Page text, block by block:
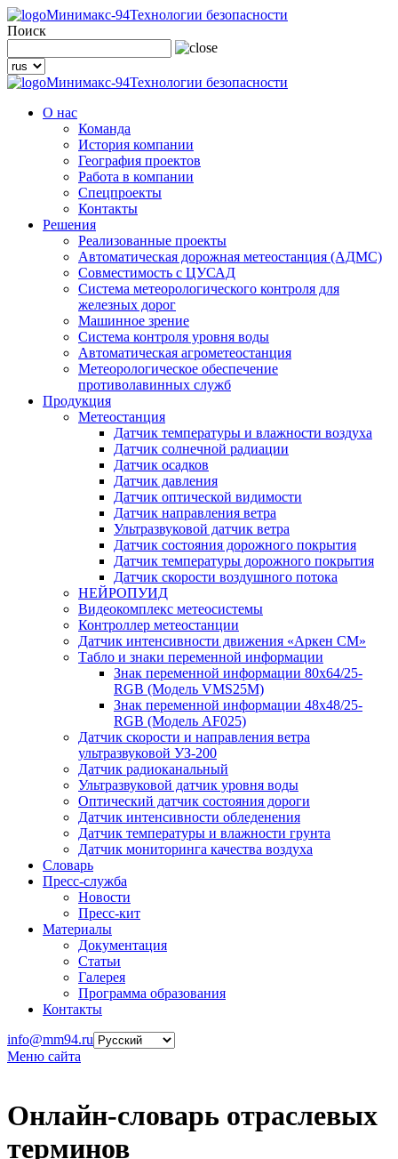
Минимакс-94Технологии безопасности
Поиск
Минимакс-94Технологии безопасности
О нас
Команда
История компании
География проектов
Работа в компании
Спецпроекты
Контакты
Решения
Реализованные проекты
Автоматическая дорожная метеостанция (АДМС)
Совместимость с ЦУСАД
Система метеорологического контроля для
железных дорог
Машинное зрение
Система контроля уровня воды
Автоматическая агрометеостанция
Метеорологическое обеспечение
противолавинных служб
Продукция
Метеостанция
Датчик температуры и влажности воздуха
Датчик солнечной радиации
Датчик осадков
Датчик давления
Датчик оптической видимости
Датчик направления ветра
Ультразвуковой датчик ветра
Датчик состояния дорожного покрытия
Датчик температуры дорожного покрытия
Датчик скорости воздушного потока
НЕЙРОПУИД
Видеокомплекс метеосистемы
Контроллер метеостанции
Датчик интенсивности движения «Аркен СМ»
Табло и знаки переменной информации
Знак переменной информации 80х64/25-
RGB (Модель VMS25M)
Знак переменной информации 48х48/25-
RGB (Модель АF025)
Датчик скорости и направления ветра
ультразвуковой УЗ-200
Датчик радиоканальный
Ультразвуковой датчик уровня воды
Оптический датчик состояния дороги
Датчик интенсивности обледенения
Датчик температуры и влажности грунта
Датчик мониторинга качества воздуха
Словарь
Пресс-служба
Новости
Пресс-кит
Материалы
Документация
Статьи
Галерея
Программа образования
Контакты
info@mm94.ru
Меню сайта
Онлайн-словарь отраслевых
терминов